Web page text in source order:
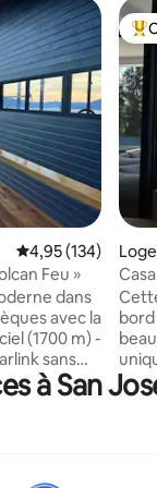
Note moyenne de
4,95 (134)
Feu »
dans
avec la
(1700 m) -
sans
- Toutes
évolution.
guna
Wi-
beau
3
à San